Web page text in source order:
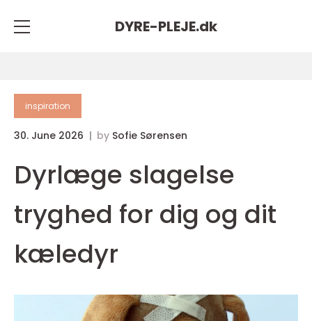
DYRE-PLEJE.dk
inspiration
30. June 2026 by Sofie Sørensen
Dyrlæge slagelse
tryghed for dig og dit
kæledyr